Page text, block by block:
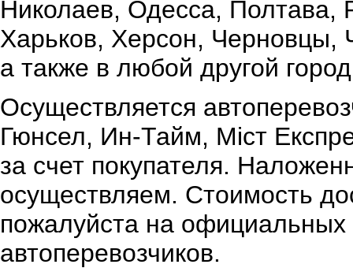
Николаев, Одесса,
Харьков, Херсон, Черновцы,
а также в любой другой
Осуществляется
Гюнсел, Ин-Тайм, Міст
за счет покупателя.
осуществляем. Стоимость
пожалуйста на официальных
автоперевозчиков.